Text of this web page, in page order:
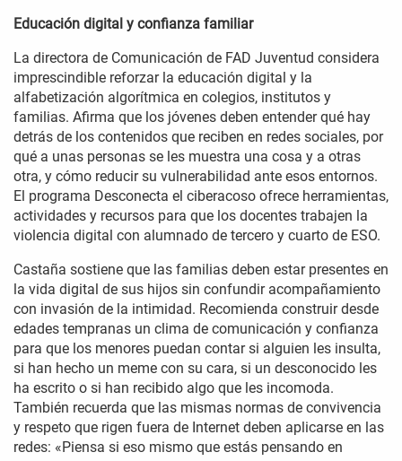
Educación digital y confianza familiar
La directora de Comunicación de FAD Juventud considera
imprescindible reforzar la educación digital y la
alfabetización algorítmica en colegios, institutos y
familias. Afirma que los jóvenes deben entender qué hay
detrás de los contenidos que reciben en redes sociales, por
qué a unas personas se les muestra una cosa y a otras
otra, y cómo reducir su vulnerabilidad ante esos entornos.
El programa Desconecta el ciberacoso ofrece herramientas,
actividades y recursos para que los docentes trabajen la
violencia digital con alumnado de tercero y cuarto de ESO.
Castaña sostiene que las familias deben estar presentes en
la vida digital de sus hijos sin confundir acompañamiento
con invasión de la intimidad. Recomienda construir desde
edades tempranas un clima de comunicación y confianza
para que los menores puedan contar si alguien les insulta,
si han hecho un meme con su cara, si un desconocido les
ha escrito o si han recibido algo que les incomoda.
También recuerda que las mismas normas de convivencia
y respeto que rigen fuera de Internet deben aplicarse en las
redes: «Piensa si eso mismo que estás pensando en